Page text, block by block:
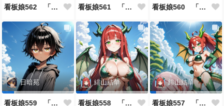
看板娘562 「キャサリン・アストリーのよもやま話」 看板娘561 「火山一族」 看板娘560 「緋山一族」
日暗苑
看板娘559 「日暗苑のよもやま話」
緋山結華
看板娘558 「緋山結華」キャラクター紹介
緋山結華
看板娘557 「其々の再会」